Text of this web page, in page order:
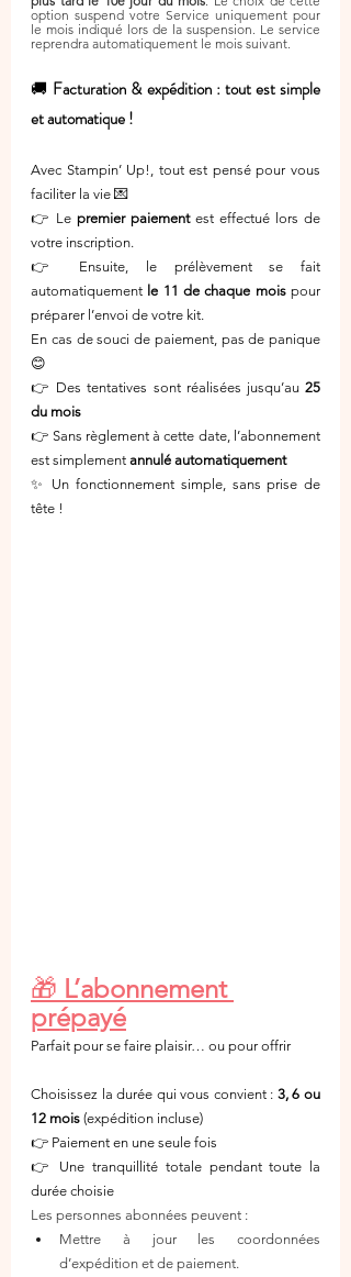
option suspend votre Service uniquement pour
le mois indiqué lors de la suspension. Le service
reprendra automatiquement le mois suivant.
🚚 Facturation & expédition : tout est simple
et automatique !
Avec Stampin’ Up!, tout est pensé pour vous
faciliter la vie 💌
👉 Le premier paiement est effectué lors de
votre inscription.
👉 Ensuite, le prélèvement se fait
automatiquement le 11 de chaque mois pour
préparer l’envoi de votre kit.
En cas de souci de paiement, pas de panique
😊
👉 Des tentatives sont réalisées jusqu’au 25
du mois
👉 Sans règlement à cette date, l’abonnement
est simplement annulé automatiquement
✨ Un fonctionnement simple, sans prise de
tête !
🎁 L’abonnement
prépayé
Parfait pour se faire plaisir… ou pour offrir
Choisissez la durée qui vous convient : 3, 6 ou
12 mois (expédition incluse)
👉 Paiement en une seule fois
👉 Une tranquillité totale pendant toute la
durée choisie
Les personnes abonnées peuvent :
Mettre à jour les coordonnées
d’expédition et de paiement.